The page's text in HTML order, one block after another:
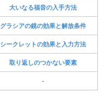
大いなる福音の入手方法
グラシアの鏡の効果と解放条件
シークレットの効果と入力方法
取り返しのつかない要素
-